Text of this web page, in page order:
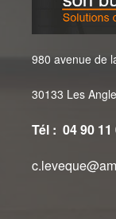
980 avenue de
30133 Les
Tél : 04 90